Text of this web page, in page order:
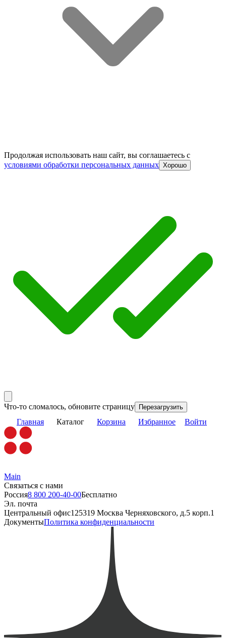
Продолжая использовать наш сайт, вы соглашаетесь c
условиями обработки персональных данных Хорошо
Что-то сломалось, обновите страницу Перезагрузить
Главная Каталог Корзина Избранное Войти
Main
Связаться с нами
Россия8 800 200-40-00Бесплатно
Эл. почта
Центральный офис125319 Москва Черняховского, д.5 корп.1
ДокументыПолитика конфиденциальности